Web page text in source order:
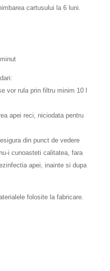
cartusului la 6 luni.
vor rula prin filtru minim 10 l
apei reci, niciodata pentru
din punct de vedere
i cunoasteti calitatea, fara
apei, inainte si dupa
folosite la fabricare.